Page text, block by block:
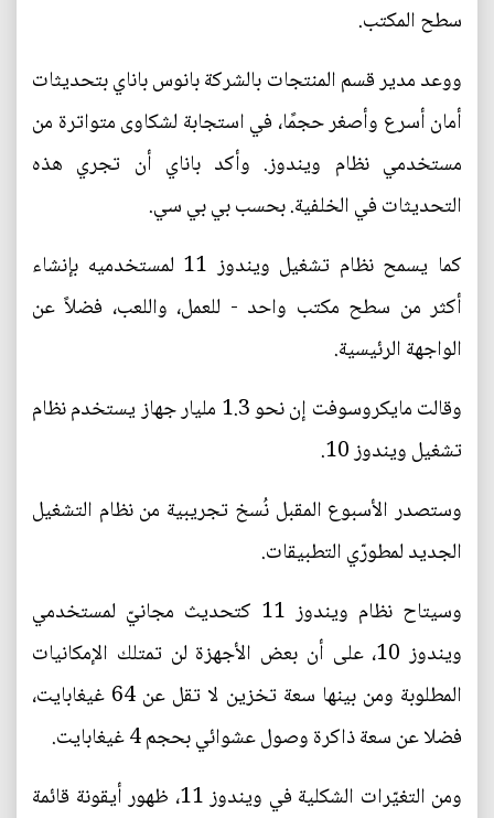
سطح المكتب.
ووعد مدير قسم المنتجات بالشركة بانوس باناي بتحديثات
أمان أسرع وأصغر حجمًا، في استجابة لشكاوى متواترة من
مستخدمي نظام ويندوز. وأكد باناي أن تجري هذه
التحديثات في الخلفية. بحسب بي بي سي.
كما يسمح نظام تشغيل ويندوز 11 لمستخدميه بإنشاء
أكثر من سطح مكتب واحد - للعمل، واللعب، فضلاً عن
الواجهة الرئيسية.
وقالت مايكروسوفت إن نحو 1.3 مليار جهاز يستخدم نظام
تشغيل ويندوز 10.
وستصدر الأسبوع المقبل نُسخ تجريبية من نظام التشغيل
الجديد لمطورّي التطبيقات.
وسيتاح نظام ويندوز 11 كتحديث مجانيّ لمستخدمي
ويندوز 10، على أن بعض الأجهزة لن تمتلك الإمكانيات
المطلوبة ومن بينها سعة تخزين لا تقل عن 64 غيغابايت،
فضلا عن سعة ذاكرة وصول عشوائي بحجم 4 غيغابايت.
ومن التغيّرات الشكلية في ويندوز 11، ظهور أيقونة قائمة